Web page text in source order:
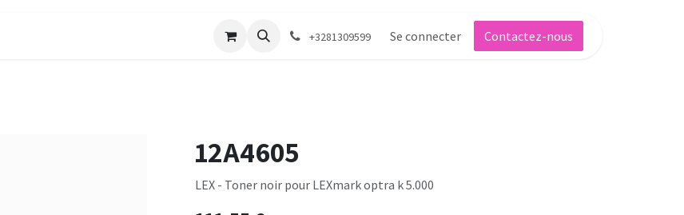
+3281309599 Se connecter Contactez-nous
12A4605
LEX - Toner noir pour LEXmark optra k 5.000